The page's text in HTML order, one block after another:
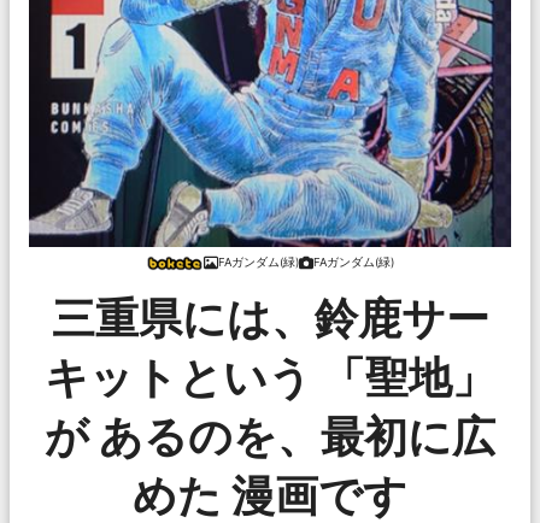
FAガンダム(緑) FAガンダム(緑)
三重県には、鈴鹿サー
キットという 「聖地」
が あるのを、最初に広
めた 漫画です